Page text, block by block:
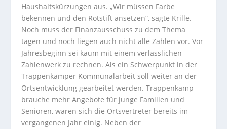
Haushaltskürzungen aus. „Wir müssen Farbe
bekennen und den Rotstift ansetzen“, sagte Krille.
Noch muss der Finanzausschuss zu dem Thema
tagen und noch liegen auch nicht alle Zahlen vor. Vor
Jahresbeginn sei kaum mit einem verlässlichen
Zahlenwerk zu rechnen. Als ein Schwerpunkt in der
Trappenkamper Kommunalarbeit soll weiter an der
Ortsentwicklung gearbeitet werden. Trappenkamp
brauche mehr Angebote für junge Familien und
Senioren, waren sich die Ortsvertreter bereits im
vergangenen Jahr einig. Neben der